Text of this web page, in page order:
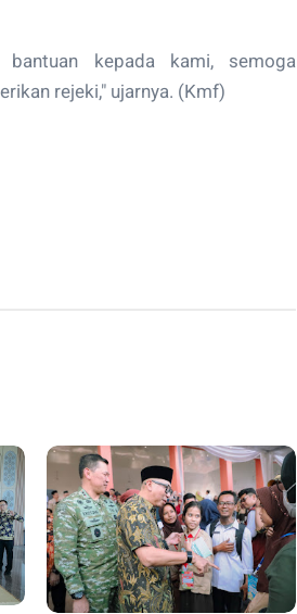
bantuan kepada kami, semoga
rejeki," ujarnya. (Kmf)